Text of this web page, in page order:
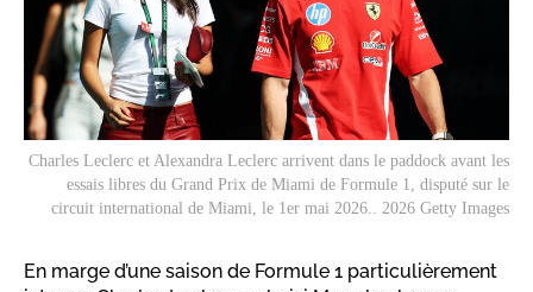
Charles Leclerc et Alexandra Leclerc arrivent dans le paddock avant les
essais libres du Grand Prix de Miami de Formule 1, disputé sur le
circuit international de Miami, le 1er mai 2026.. 2026 Getty Images
En marge d’une saison de Formule 1 particulièrement